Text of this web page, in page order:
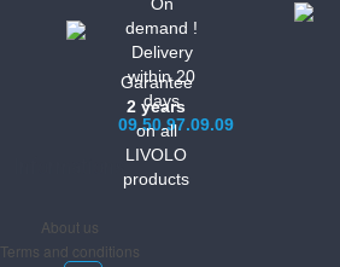
demand !
Delivery
within 20
days
09.50.97.09.09
Garantee
2 years
on all
LIVOLO
products
About us
Terms and conditions